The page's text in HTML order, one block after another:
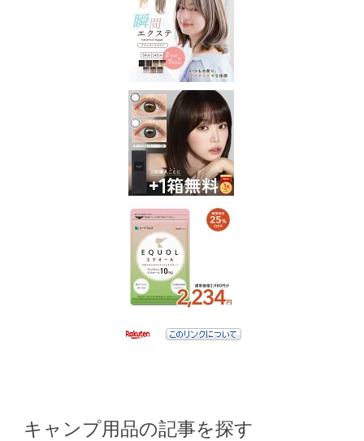
キャンプ用品の記事を探す